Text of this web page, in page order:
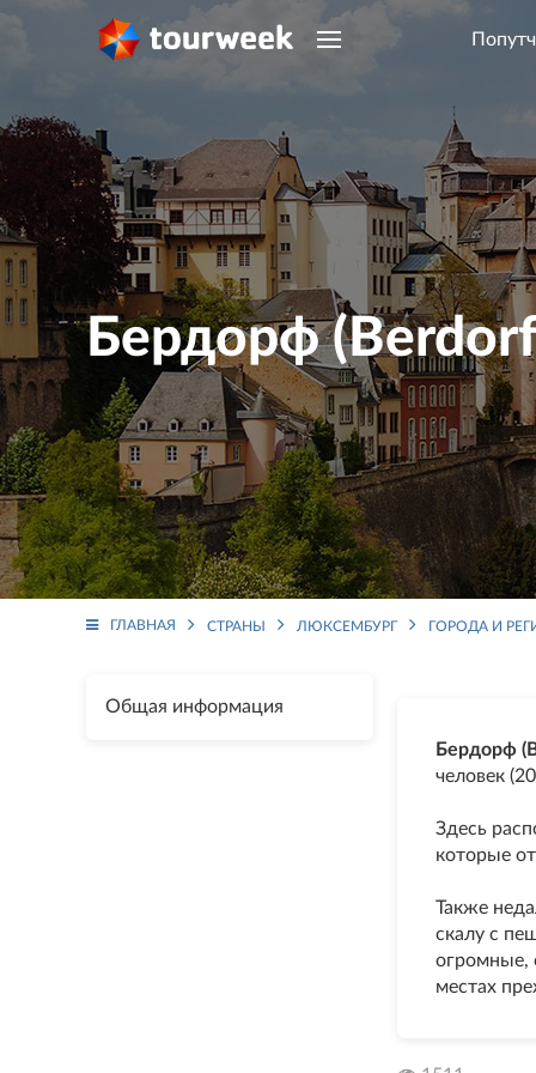
Бердорф
ГЛАВНАЯ СТРАНЫ ЛЮКСЕМБУРГ ГОРОДА И
Общая информация
Бердорф
человек
Здесь
которые
Также
скалу с
огромные,
местах